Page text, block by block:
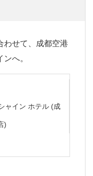
せて、成都空港
へ。
ャイン ホテル (成
)